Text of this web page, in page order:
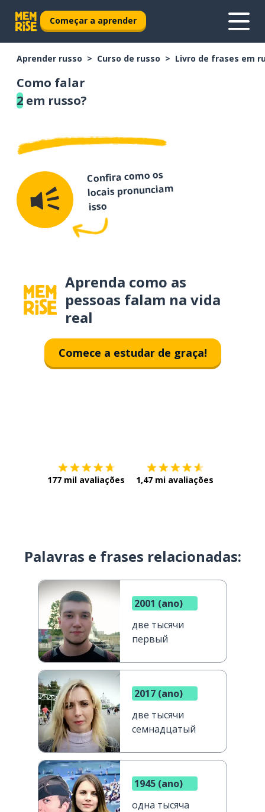
Começar a aprender
Aprender russo Curso de russo Livro de frases em
Como falar
2 em russo?
Confira como os
locais pronunciam
isso
Aprenda como as
pessoas falam na vida
real
Comece a estudar de graça!
177 mil avaliações 1,47 mi avaliações
Palavras e frases relacionadas:
2001 (ano)
две тысячи
первый
2017 (ano)
две тысячи
семнадцатый
1945 (ano)
одна тысяча